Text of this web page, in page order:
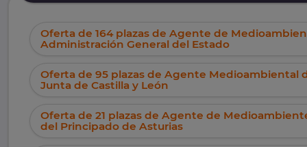
Oferta de 164 plazas de Agente de
Administración General del Estado
Oferta de 95 plazas de Agente Medioambiental
Junta de Castilla y León
Oferta de 21 plazas de Agente de
del Principado de Asturias